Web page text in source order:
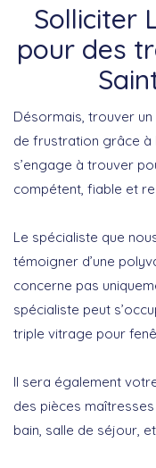
Solliciter
pour des
Désormais, trouver un
de frustration grâce à
s’engage à trouver
compétent, fiable et
Le spécialiste que
témoigner d’une
concerne pas
spécialiste peut
triple vitrage pour
Il sera également
des pièces
bain, salle de séjour,